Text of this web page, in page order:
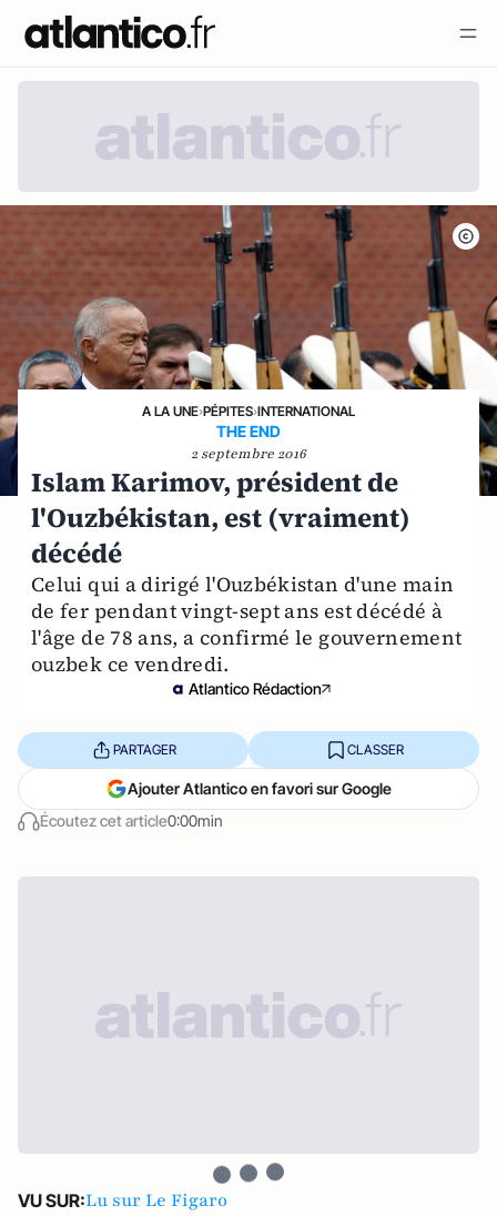
A LA UNE›PÉPITES›INTERNATIONAL
THE END
2 septembre 2016
Islam Karimov, président de
l'Ouzbékistan, est (vraiment)
décédé
Celui qui a dirigé l'Ouzbékistan d'une main
de fer pendant vingt-sept ans est décédé à
l'âge de 78 ans, a confirmé le gouvernement
ouzbek ce vendredi.
Atlantico Rédaction
Écoutez cet article0:00min
PARTAGER CLASSER
Ajouter Atlantico en favori sur Google
VU SUR:Lu sur Le Figaro